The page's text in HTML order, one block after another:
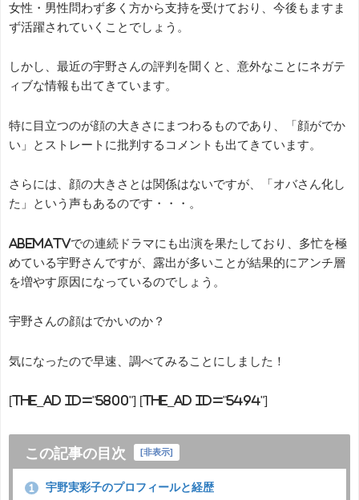
女性・男性問わず多く方から支持を受けており、今後もますま
ず活躍されていくことでしょう。
しかし、最近の宇野さんの評判を聞くと、意外なことにネガテ
ィブな情報も出てきています。
特に目立つのが顔の大きさにまつわるものであり、「顔がでか
い」とストレートに批判するコメントも出てきています。
さらには、顔の大きさとは関係はないですが、「オバさん化し
た」という声もあるのです・・・。
AbemaTVでの連続ドラマにも出演を果たしており、多忙を極
めている宇野さんですが、露出が多いことが結果的にアンチ層
を増やす原因になっているのでしょう。
宇野さんの顔はでかいのか？
気になったので早速、調べてみることにしました！
[the_ad id="5800"] [the_ad id="5494"]
この記事の目次 [非表示]
1 宇野実彩子のプロフィールと経歴